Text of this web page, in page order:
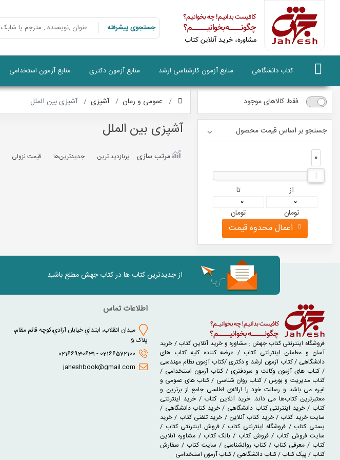
جستجوی پیشرفته
کتاب دانشگاهی منابع آزمون کارشناسی ارشد منابع آزمون دکتری منابع آزمون استخدامی
فقط کالاهای موجود
جستجو بر اساس قیمت محصول
0
0
از
تومان
تا
تومان
اعمال محدوه قیمت
عمومی و رمان آشپزی آشپزی بین الملل
آشپزی بین الملل
مرتب سازی پربازديد ترين جديدترين‌ها قيمت نزولی
از جدیدترین کتاب ها در کتاب جهش مطلع باشید
فروشگاه اینترنتی کتاب جهش : مشاوره و خرید آنلاین کتاب / خرید
آسان و مطمئن اینترنتی کتاب / عرضه کننده کلیه کتاب های
دانشگاهی / کتاب آزمون ارشد و دکتری /کتاب آزمون نظام مهندسی
/ کتاب های آزمون وکالت و سردفتری / کتاب آزمون استخدامی /
کتاب مدیریت و بورس / کتاب روان شناسی / کتاب های عمومی و
غیره می باشد و رسالت خود را ارائه‌ی اطلسی جامع از برترین و
معتبرترین کتاب‌ها می داند. خرید آنلاین کتاب / خرید اینترنتی
کتاب / خرید اینترنتی کتاب دانشگاهی / خرید کتاب دانشگاهی /
سایت خرید کتاب / خرید کتاب آنلاین / خرید تلفنی کتاب / خرید
پستی کتاب / فروشگاه اینترنتی کتاب / فروش اینترنتی کتاب /
سایت فروش کتاب / فروش کتاب / بانک کتاب / مشاوره آنلاین
کتاب / معرفی کتاب / کتاب روانشناسی / سایت کتاب / سفارش
کتاب / پیک کتاب / کتاب دانشگاهی / کتاب آزمون استخدامی
اطلاعات تماس
میدان انقلاب، ابتداي خيابان آزادي،کوچه قائم مقام،
پلاک 5